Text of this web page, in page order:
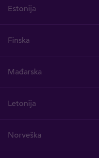
Estonija
Finska
Mađarska
Letonija
Norveška